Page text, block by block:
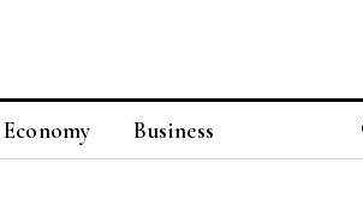
Economy Business